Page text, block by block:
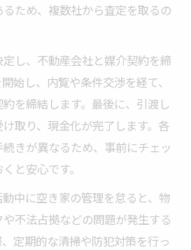
ため、複数社から査定を取るの
し、不動産会社と媒介契約を締
始し、内覧や条件交渉を経て、
を締結します。最後に、引渡し
取り、現金化が完了します。各
きが異なるため、事前にチェッ
と安心です。
中に空き家の管理を怠ると、物
不法占拠などの問題が発生する
定期的な清掃や防犯対策を行っ